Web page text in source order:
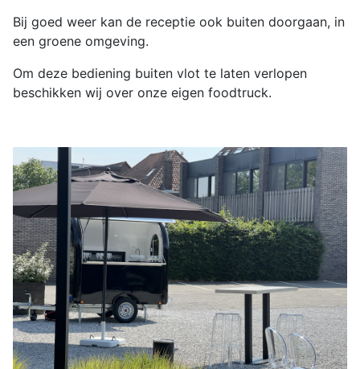
Bij goed weer kan de receptie ook buiten doorgaan, in
een groene omgeving.
Om deze bediening buiten vlot te laten verlopen
beschikken wij over onze eigen foodtruck.